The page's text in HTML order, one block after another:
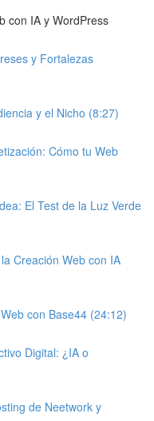
con IA y WordPress
y Fortalezas
y el Nicho (8:27)
Cómo tu Web
El Test de la Luz Verde
Creación Web con IA
con Base44 (24:12)
Digital: ¿IA o
de Neetwork y